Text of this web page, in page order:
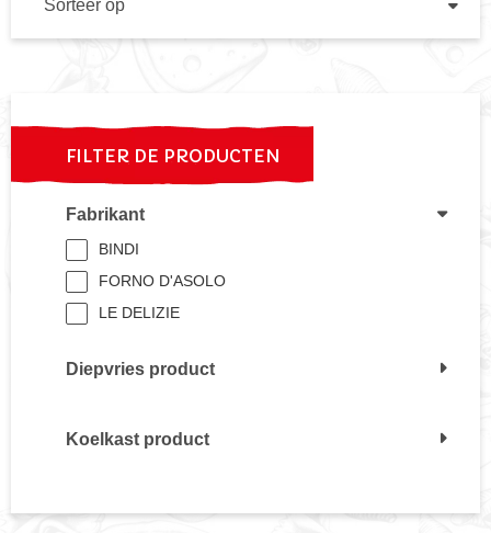
OP
FILTER DE PRODUCTEN
Fabrikant
BINDI
FORNO D'ASOLO
LE DELIZIE
Diepvries product
Koelkast product